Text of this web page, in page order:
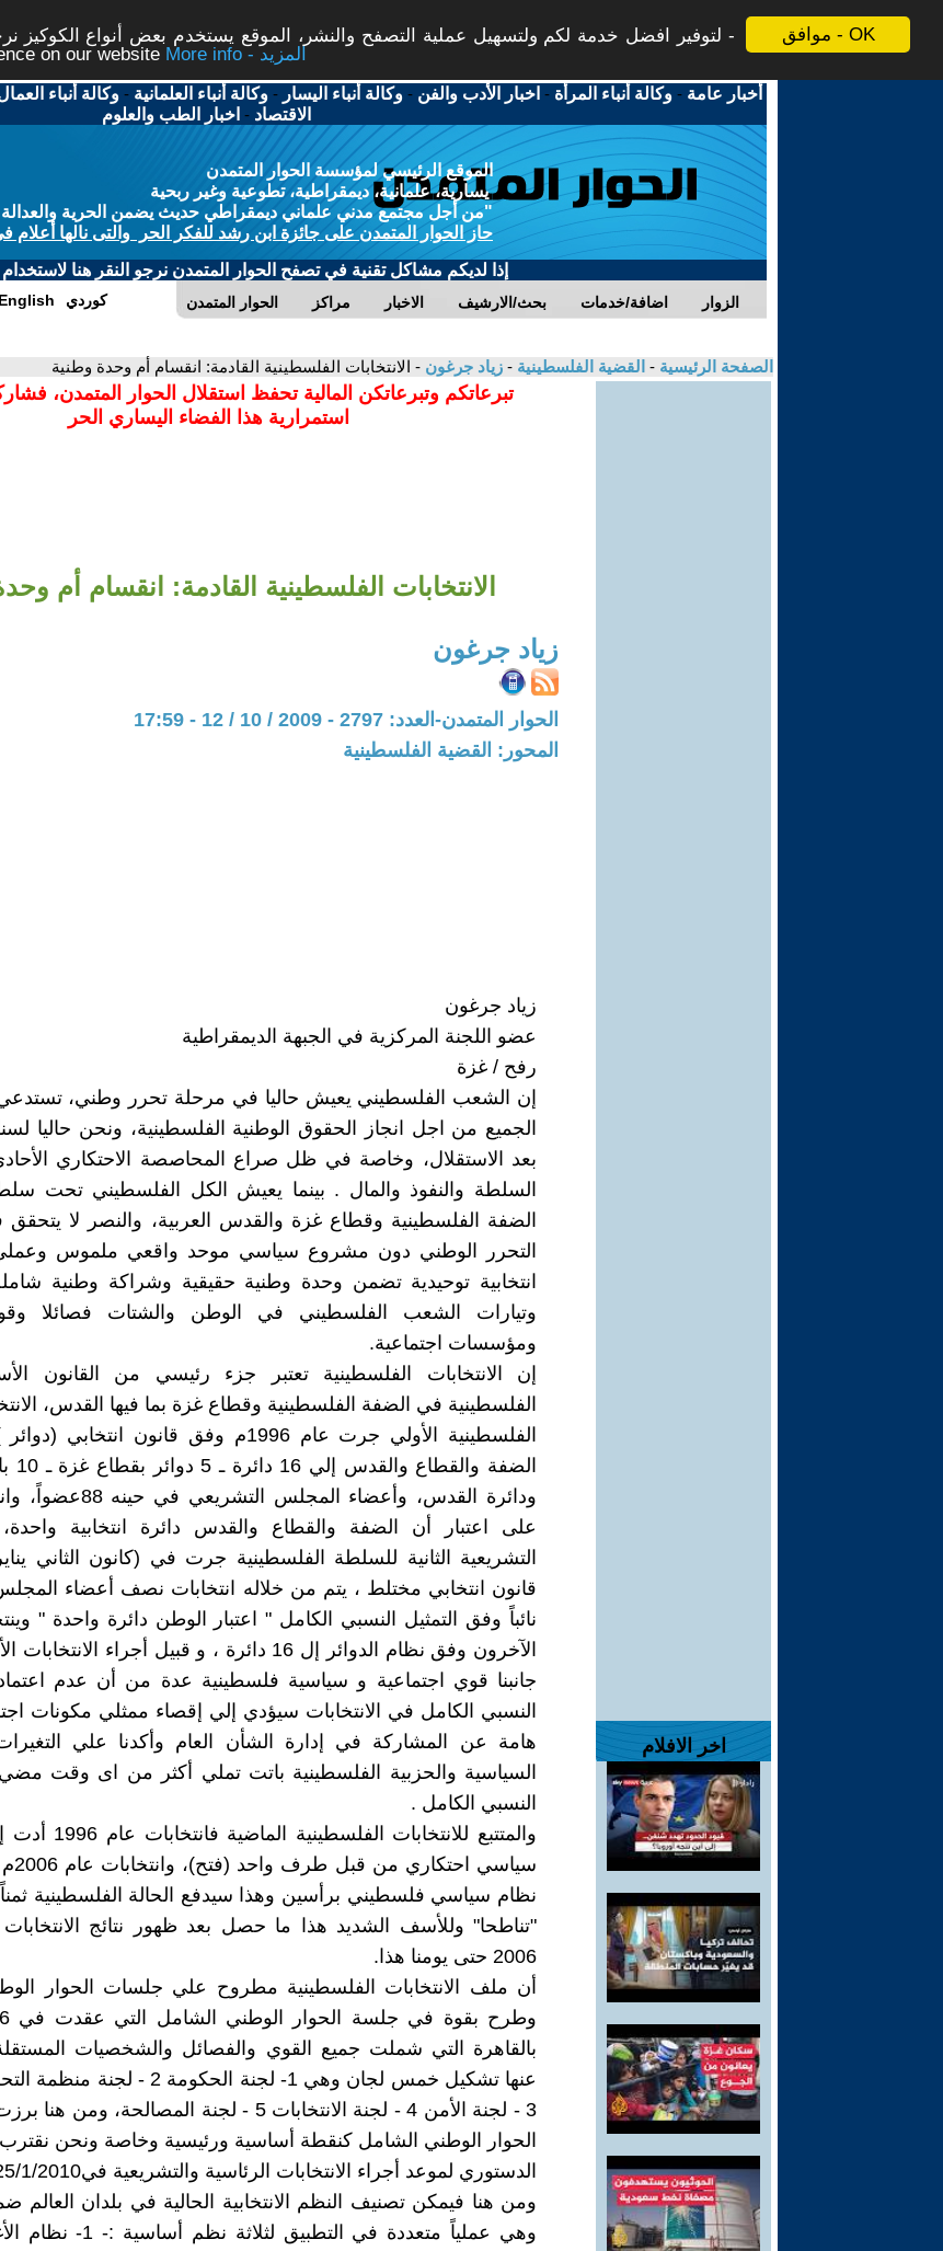
موافق - OK
لتوفير افضل خدمة لكم ولتسهيل عملية التصفح والنشر، الموقع يستخدم بعض أنواع الكوكيز
on our website
More info - المزيد
أخبار عامة -وكالة أنباء المرأة - اخبار الأدب والفن -وكالة أنباء اليسار -وكالة أنباء العلمانية -وكالة أنباء
الاقتصاد - اخبار الطب والعلوم
الموقع الرئيسي لمؤسسة الحوار المتمدن
يسارية، علمانية، ديمقراطية، تطوعية وغير ربحية
"من أجل مجتمع مدني علماني ديمقراطي حديث يضمن الحرية والعدالة
حاز الحوار المتمدن على جائزة ابن رشد للفكر الحر والتى نالها أعلام
إذا لديكم مشاكل تقنية في تصفح الحوار المتمدن نرجو النقر هنا لاستخدام
الحوار المتمدن مراكز الاخبار بحث/الارشيف اضافة/خدمات الزوار English كوردي
الصفحة الرئيسية - القضية الفلسطينية - زياد جرغون - الانتخابات الفلسطينية القادمة: انقسام أم وحدة وطنية
اخر الافلام
تبرعاتكم وتبرعاتكن المالية تحفظ استقلال الحوار المتمدن،
استمرارية هذا الفضاء اليساري الحر
الانتخابات الفلسطينية القادمة: انقسام أم
زياد جرغون
الحوار المتمدن-العدد: 2797 - 2009 / 10 / 12 - 17:59
المحور: القضية الفلسطينية
زياد جرغون
عضو اللجنة المركزية في الجبهة الديمقراطية
رفح / غزة
إن الشعب الفلسطيني يعيش حاليا في مرحلة تحرر وطني،
الجميع من اجل انجاز الحقوق الوطنية الفلسطينية، ونحن حاليا
بعد الاستقلال، وخاصة في ظل صراع المحاصصة الاحتكاري
السلطة والنفوذ والمال . بينما يعيش الكل الفلسطيني تحت
الضفة الفلسطينية وقطاع غزة والقدس العربية، والنصر لا
التحرر الوطني دون مشروع سياسي موحد واقعي ملموس
انتخابية توحيدية تضمن وحدة وطنية حقيقية وشراكة وطنية
وتيارات الشعب الفلسطيني في الوطن والشتات فصائلا
ومؤسسات اجتماعية.
إن الانتخابات الفلسطينية تعتبر جزء رئيسي من القانون
الفلسطينية في الضفة الفلسطينية وقطاع غزة بما فيها القدس،
الفلسطينية الأولي جرت عام 1996م وفق قانون
ودائرة القدس، وأعضاء
على اعتبار أن الضفة والقطاع والقدس دائرة انتخابية واحدة،
الآخرون وفق نظام الدوائر إل 16 دائرة ، و قبيل أجراء
جانبنا قوي اجتماعية و سياسية فلسطينية عدة من أن عدم اعتماد
النسبي الكامل في الانتخابات سيؤدي إلي إقصاء ممثلي مكونات
هامة عن المشاركة في إدارة الشأن العام وأكدنا علي
السياسية والحزبية الفلسطينية باتت تملي أكثر من اى وقت مضي
النسبي الكامل .
والمتتبع
نظام سياسي فلسطيني برأسين وهذا سيدفع الحالة الفلسطينية
"تناطحا" وللأسف الشديد هذا ما حصل بعد ظهور نتائج الانتخابات
2006 حتى يومنا هذا.
أن ملف الانتخابات الفلسطينية مطروح علي جلسات الحوار
بالقاهرة التي شملت جميع القوي والفصائل والشخصيات
عنها تشكيل خمس لجان وهي 1- لجنة
3 - لجنة الأمن 4 - لجنة الانتخابات 5 - لجنة المصالحة،
الحوار الوطني الشامل كنقطة أساسية ورئيسية وخاصة ونحن
الدستوري لموعد أجراء الانتخابات الرئاسية والتشريعية في25/1/2010م.
ومن هنا فيمكن تصنيف النظم الانتخابية الحالية في بلدان